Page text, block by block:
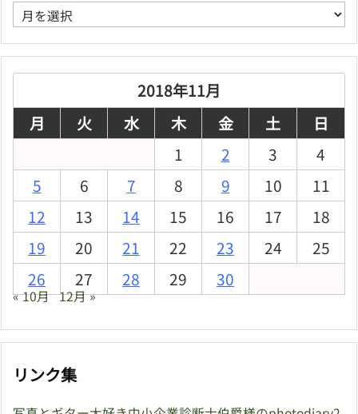
ア
ー
カ
2018年11月
月
火 水 木 金 土
日
1
2 3
4
5
6 7 8 9 10
11
12
13 14 15 16 17
18
19
20 21 22 23 24
25
26
27 28 29 30
« 10月 12月 »
リンク集